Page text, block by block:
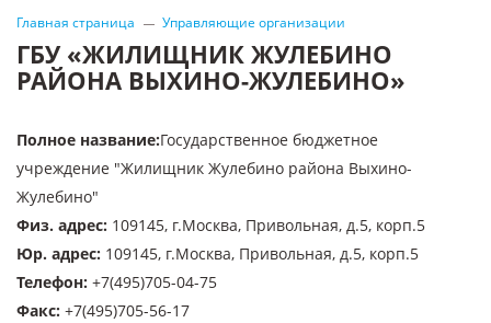
Главная страница Управляющие организации
ГБУ «ЖИЛИЩНИК ЖУЛЕБИНО
РАЙОНА ВЫХИНО-ЖУЛЕБИНО»
Полное название:Государственное бюджетное
учреждение "Жилищник Жулебино района Выхино-
Жулебино"
Физ. адрес: 109145, г.Москва, Привольная, д.5, корп.5
Юр. адрес: 109145, г.Москва, Привольная, д.5, корп.5
Телефон: +7(495)705-04-75
Факс: +7(495)705-56-17